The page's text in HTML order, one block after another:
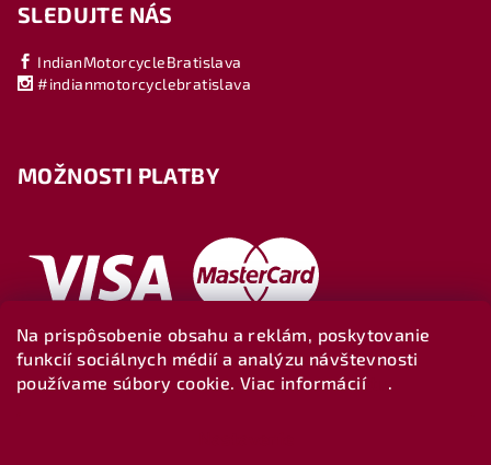
Na prispôsobenie obsahu a reklám, poskytovanie
funkcií sociálnych médií a analýzu návštevnosti
používame súbory cookie. Viac informácií
.
SLEDUJTE NÁS
IndianMotorcycleBratislava
#indianmotorcyclebratislava
MOŽNOSTI PLATBY